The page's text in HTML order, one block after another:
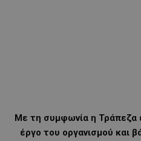
Με τη συμφωνία η Τράπεζα
έργο του οργανισμού και